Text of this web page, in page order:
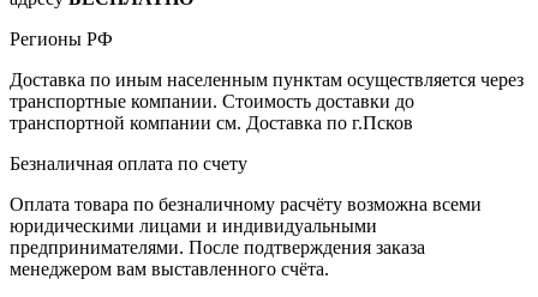
Регионы РФ
Доставка по иным населенным пунктам осуществляется через
транспортные компании. Стоимость доставки до
транспортной компании см. Доставка по г.Псков
Безналичная оплата по счету
Оплата товара по безналичному расчёту возможна всеми
юридическими лицами и индивидуальными
предпринимателями. После подтверждения заказа
менеджером вам выставленного счёта.